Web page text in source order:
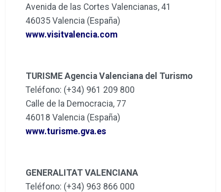
Avenida de las Cortes Valencianas, 41
46035 Valencia (España)
www.visitvalencia.com
TURISME Agencia Valenciana del Turismo
Teléfono: (+34) 961 209 800
Calle de la Democracia, 77
46018 Valencia (España)
www.turisme.gva.es
GENERALITAT VALENCIANA
Teléfono: (+34) 963 866 000